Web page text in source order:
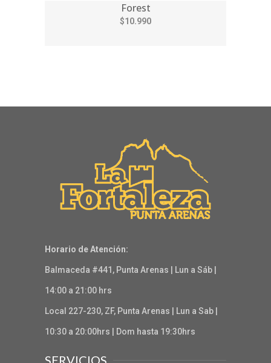
Forest
$10.990
Horario de Atención:
Balmaceda #441, Punta Arenas | Lun a Sáb |
14:00 a 21:00 hrs
Local 227-230, ZF, Punta Arenas | Lun a Sab |
10:30 a 20:00hrs | Dom hasta 19:30hrs
SERVICIOS